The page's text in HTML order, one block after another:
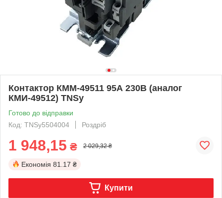
Контактор КММ-49511 95А 230В (аналог
КМИ-49512) TNSy
Готово до відправки
Код: TNSy5504004
Роздріб
1 948,15 ₴ 2 029,32 ₴
Економія 81.17 ₴
Купити